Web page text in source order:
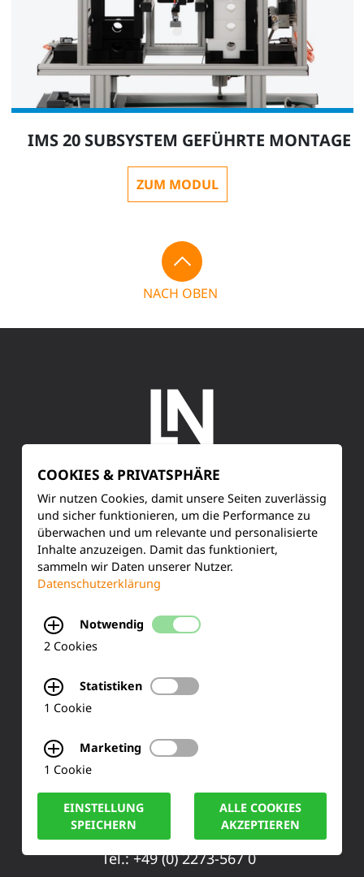
IMS 20 SUBSYSTEM GEFÜHRTE MONTAGE
ZUM MODUL
NACH OBEN
SERVICE
Kundenservice
Produktinformationen
FAQ
KONTAKT
50170 Kerpen
Tel.: +49 (0) 2273-567 0
COOKIES & PRIVATSPHÄRE
Wir nutzen Cookies, damit unsere Seiten zuverlässig
und sicher funktionieren, um die Performance zu
überwachen und um relevante und personalisierte
Inhalte anzuzeigen. Damit das funktioniert,
sammeln wir Daten unserer Nutzer.
Datenschutzerklärung
Notwendig
2 Cookies
Statistiken
1 Cookie
Marketing
1 Cookie
EINSTELLUNG
SPEICHERN
ALLE COOKIES
AKZEPTIEREN